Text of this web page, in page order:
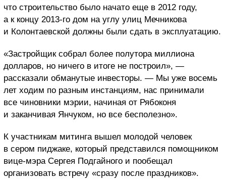
что строительство было начато еще в 2012 году,
а к концу 2013-го дом на углу улиц Мечникова
и Колонтаевской должны были сдать в эксплуатацию.
«Застройщик собрал более полутора миллиона
долларов, но ничего в итоге не построил», —
рассказали обманутые инвесторы. — Мы уже восемь
лет ходим по разным инстанциям, нас принимали
все чиновники мэрии, начиная от Рябоконя
и заканчивая Янчуком, но все бесполезно».
К участникам митинга вышел молодой человек
в сером пиджаке, который представился помощником
вице-мэра Сергея Подгайного и пообещал
организовать встречу «сразу после праздников».